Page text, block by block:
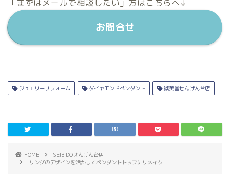
「まずはメールで相談したい」方はこちらへ↓
お問合せ
ジュエリーリフォーム ダイヤモンドペンダント 誠美堂せんげん台店
HOME
SEIBIDOせんげん台店
リングのデザインを活かしてペンダントトップにリメイク